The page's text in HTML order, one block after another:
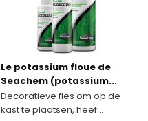
Le potassium floue de
Seachem (potassium...
Decoratieve fles om op de
kast te plaatsen, heef...